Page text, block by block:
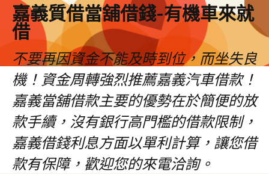
嘉義質借當舖借錢-有機車來就
借
不要再因資金不能及時到位，而坐失良
機！資金周轉強烈推薦嘉義汽車借款！
嘉義當舖借款主要的優勢在於簡便的放
款手續，沒有銀行高門檻的借款限制，
嘉義借錢利息方面以單利計算，讓您借
款有保障，歡迎您的來電洽詢。